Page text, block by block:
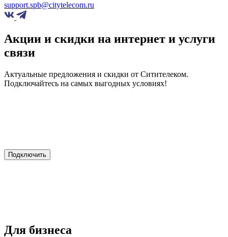
support.spb@citytelecom.ru
Акции и скидки на интернет и услуги
связи
Актуальные предложения и скидки от Ситителеком.
Подключайтесь на самых выгодных условиях!
Подключить
Для бизнеса